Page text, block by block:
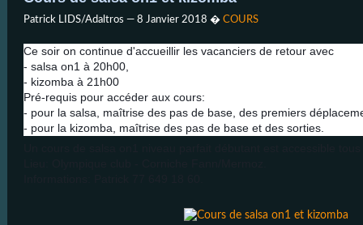
Patrick LIDS/Adaltros — 8 Janvier 2018 � COURS
Ce soir on continue d'accueillir les vacanciers de retour avec
- salsa on1 à 20h00,
- kizomba à 21h00
Pré-requis pour accéder aux cours:
- pour la salsa, maîtrise des pas de base, des premiers
- pour la kizomba, maîtrise des pas de base et des sorties.